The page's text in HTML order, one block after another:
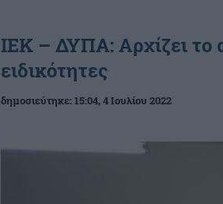
ΙΕΚ – ΔΥΠΑ: Αρχίζει το
ειδικότητες
δημοσιεύτηκε:15:04, 4 Ιουλίου 2022